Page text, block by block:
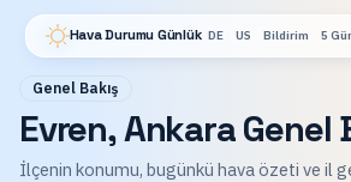
Hava Durumu Günlük DE US Bildirim 5
Genel Bakış
Evren, Ankara Genel
İlçenin konumu, bugünkü hava özeti ve il